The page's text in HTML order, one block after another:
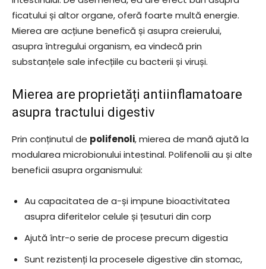
ficatului și altor organe, oferă foarte multă energie.
Mierea are acțiune benefică și asupra creierului,
asupra întregului organism, ea vindecă prin
substanțele sale infecțiile cu bacterii și viruși.
Mierea are proprietăți antiinflamatoare
asupra tractului digestiv
Prin conținutul de polifenoli, mierea de mană ajută la
modularea microbionului intestinal. Polifenolii au și alte
beneficii asupra organismului:
Au capacitatea de a-și impune bioactivitatea
asupra diferitelor celule și țesuturi din corp
Ajută într-o serie de procese precum digestia
Sunt rezistenți la procesele digestive din stomac,